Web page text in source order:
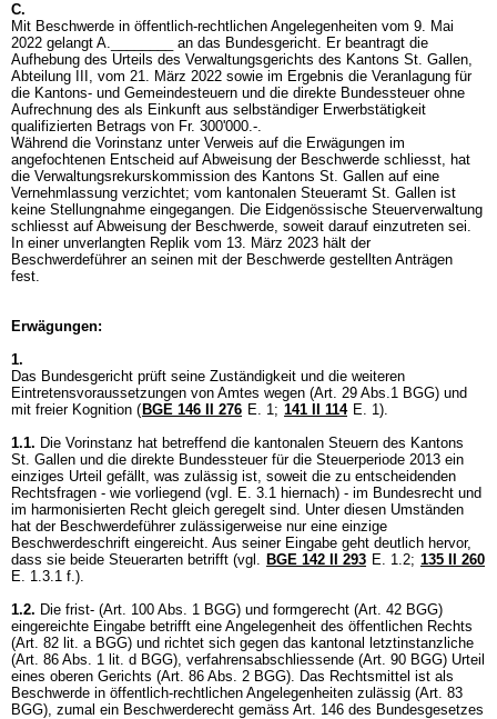
C.
Mit Beschwerde in öffentlich-rechtlichen Angelegenheiten vom 9. Mai
2022 gelangt A.________ an das Bundesgericht. Er beantragt die
Aufhebung des Urteils des Verwaltungsgerichts des Kantons St. Gallen,
Abteilung III, vom 21. März 2022 sowie im Ergebnis die Veranlagung für
die Kantons- und Gemeindesteuern und die direkte Bundessteuer ohne
Aufrechnung des als Einkunft aus selbständiger Erwerbstätigkeit
qualifizierten Betrags von Fr. 300'000.-.
Während die Vorinstanz unter Verweis auf die Erwägungen im
angefochtenen Entscheid auf Abweisung der Beschwerde schliesst, hat
die Verwaltungsrekurskommission des Kantons St. Gallen auf eine
Vernehmlassung verzichtet; vom kantonalen Steueramt St. Gallen ist
keine Stellungnahme eingegangen. Die Eidgenössische Steuerverwaltung
schliesst auf Abweisung der Beschwerde, soweit darauf einzutreten sei.
In einer unverlangten Replik vom 13. März 2023 hält der
Beschwerdeführer an seinen mit der Beschwerde gestellten Anträgen
fest.
Erwägungen:
1.
Das Bundesgericht prüft seine Zuständigkeit und die weiteren
Eintretensvoraussetzungen von Amtes wegen (Art. 29 Abs.1 BGG) und
mit freier Kognition ( BGE 146 II 276 E. 1; 141 II 114 E. 1).
1.1. Die Vorinstanz hat betreffend die kantonalen Steuern des Kantons
St. Gallen und die direkte Bundessteuer für die Steuerperiode 2013 ein
einziges Urteil gefällt, was zulässig ist, soweit die zu entscheidenden
Rechtsfragen - wie vorliegend (vgl. E. 3.1 hiernach) - im Bundesrecht und
im harmonisierten Recht gleich geregelt sind. Unter diesen Umständen
hat der Beschwerdeführer zulässigerweise nur eine einzige
Beschwerdeschrift eingereicht. Aus seiner Eingabe geht deutlich hervor,
dass sie beide Steuerarten betrifft (vgl. BGE 142 II 293 E. 1.2; 135 II 260
E. 1.3.1 f.).
1.2. Die frist- (Art. 100 Abs. 1 BGG) und formgerecht (Art. 42 BGG)
eingereichte Eingabe betrifft eine Angelegenheit des öffentlichen Rechts
(Art. 82 lit. a BGG) und richtet sich gegen das kantonal letztinstanzliche
(Art. 86 Abs. 1 lit. d BGG), verfahrensabschliessende (Art. 90 BGG) Urteil
eines oberen Gerichts (Art. 86 Abs. 2 BGG). Das Rechtsmittel ist als
Beschwerde in öffentlich-rechtlichen Angelegenheiten zulässig (Art. 83
BGG), zumal ein Beschwerderecht gemäss Art. 146 des Bundesgesetzes